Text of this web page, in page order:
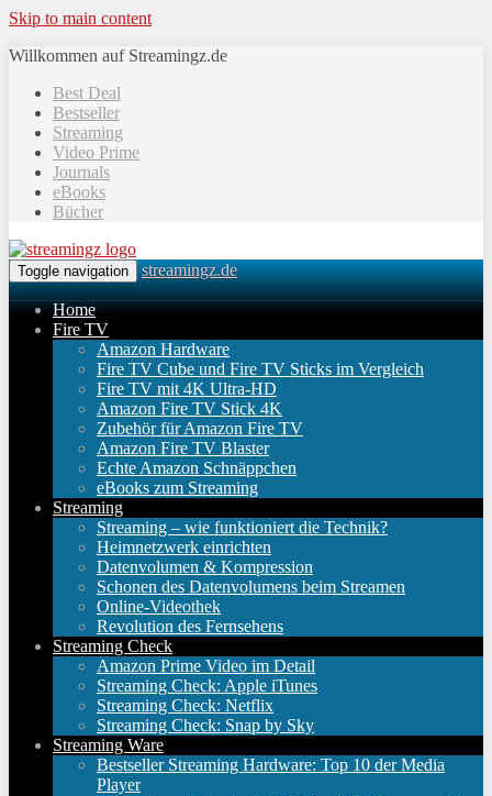
Skip to main content
Willkommen auf Streamingz.de
Best Deal
Bestseller
Streaming
Video Prime
Journals
eBooks
Bücher
Toggle navigation streamingz.de
Home
Fire TV
Amazon Hardware
Fire TV Cube und Fire TV Sticks im Vergleich
Fire TV mit 4K Ultra-HD
Amazon Fire TV Stick 4K
Zubehör für Amazon Fire TV
Amazon Fire TV Blaster
Echte Amazon Schnäppchen
eBooks zum Streaming
Streaming
Streaming – wie funktioniert die Technik?
Heimnetzwerk einrichten
Datenvolumen & Kompression
Schonen des Datenvolumens beim Streamen
Online-Videothek
Revolution des Fernsehens
Streaming Check
Amazon Prime Video im Detail
Streaming Check: Apple iTunes
Streaming Check: Netflix
Streaming Check: Snap by Sky
Streaming Ware
Bestseller Streaming Hardware: Top 10 der Media
Player